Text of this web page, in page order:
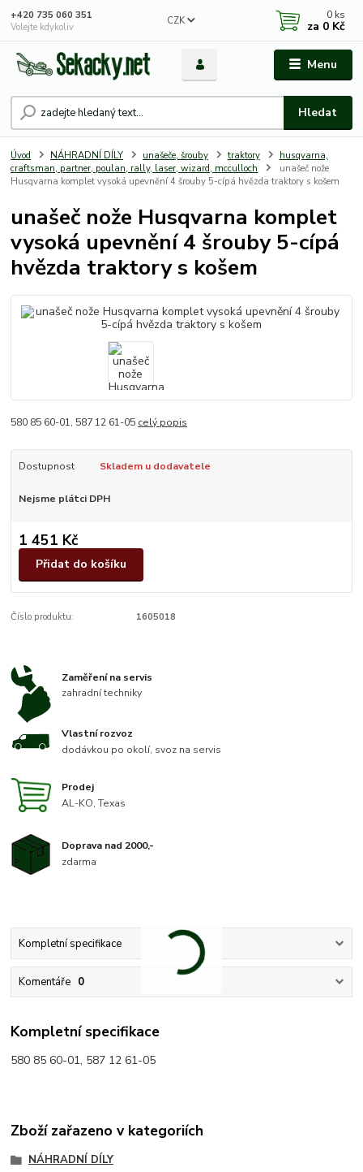
Menu
CZK
Hledat
+420 735 060 351
Volejte kdykoliv
0 ks
za 0 Kč
Úvod NÁHRADNÍ DÍLY unašeče, šrouby traktory
husqvarna,
craftsman, partner, poulan, rally, laser, wizard, mcculloch
unašeč nože
Husqvarna komplet vysoká upevnění 4 šrouby 5-cípá hvězda traktory s košem
unašeč nože Husqvarna komplet
vysoká upevnění 4 šrouby 5-cípá
hvězda traktory s košem
580 85 60-01, 587 12 61-05 celý popis
Dostupnost Skladem u dodavatele
Nejsme plátci DPH
1 451 Kč
Přidat do košíku
Číslo produktu: 1605018
Zaměření na servis
zahradní techniky
Vlastní rozvoz
dodávkou po okolí, svoz na servis
Prodej
AL-KO, Texas
Doprava nad 2000,-
zdarma
Kompletní specifikace
Komentáře 0
Kompletní specifikace
580 85 60-01, 587 12 61-05
Zboží zařazeno v kategoriích
NÁHRADNÍ DÍLY